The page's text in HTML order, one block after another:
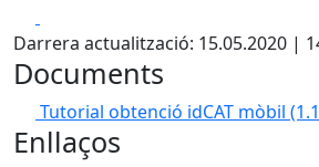
Darrera actualització: 15.05.2020 |
Documents
Tutorial obtenció idCAT mòbil
Enllaços